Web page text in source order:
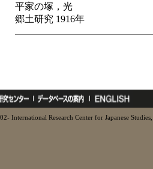
平家の塚，光
郷土研究 1916年
International Research Center for Japanese